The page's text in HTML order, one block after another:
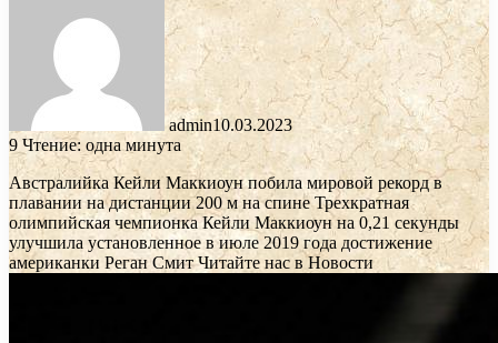
admin10.03.2023
9 Чтение: одна минута
Австралийка Кейли Маккиоун побила мировой рекорд в
плавании на дистанции 200 м на спинеТрехкратная
олимпийская чемпионка Кейли Маккиоун на 0,21 секунды
улучшила установленное в июле 2019 года достижение
американки Реган СмитЧитайте нас в Новости